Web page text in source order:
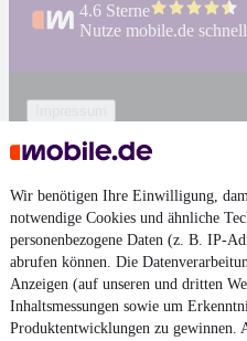
Wir benötigen Ihre Einwilligung,
notwendige Cookies und ähnliche
personenbezogene Daten (z. B. IP-
abrufen können. Die
Anzeigen (auf unseren und dritten
Inhaltsmessungen sowie um
Produktentwicklungen zu gewinnen.
4.6 Sterne
Nutze mobile.de
AGB
Datenschutz
Datenschutzeinstellungen
Erklärung zur Barrierefreiheit
Report Security Vulnerability